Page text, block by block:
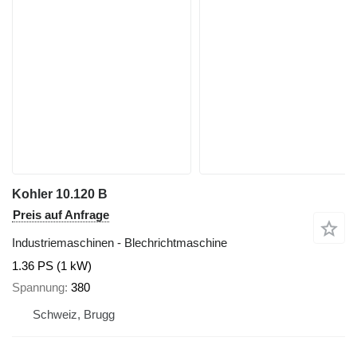
Kohler 10.120 B
Preis auf Anfrage
Industriemaschinen - Blechrichtmaschine
1.36 PS (1 kW)
Spannung 380
Schweiz, Brugg